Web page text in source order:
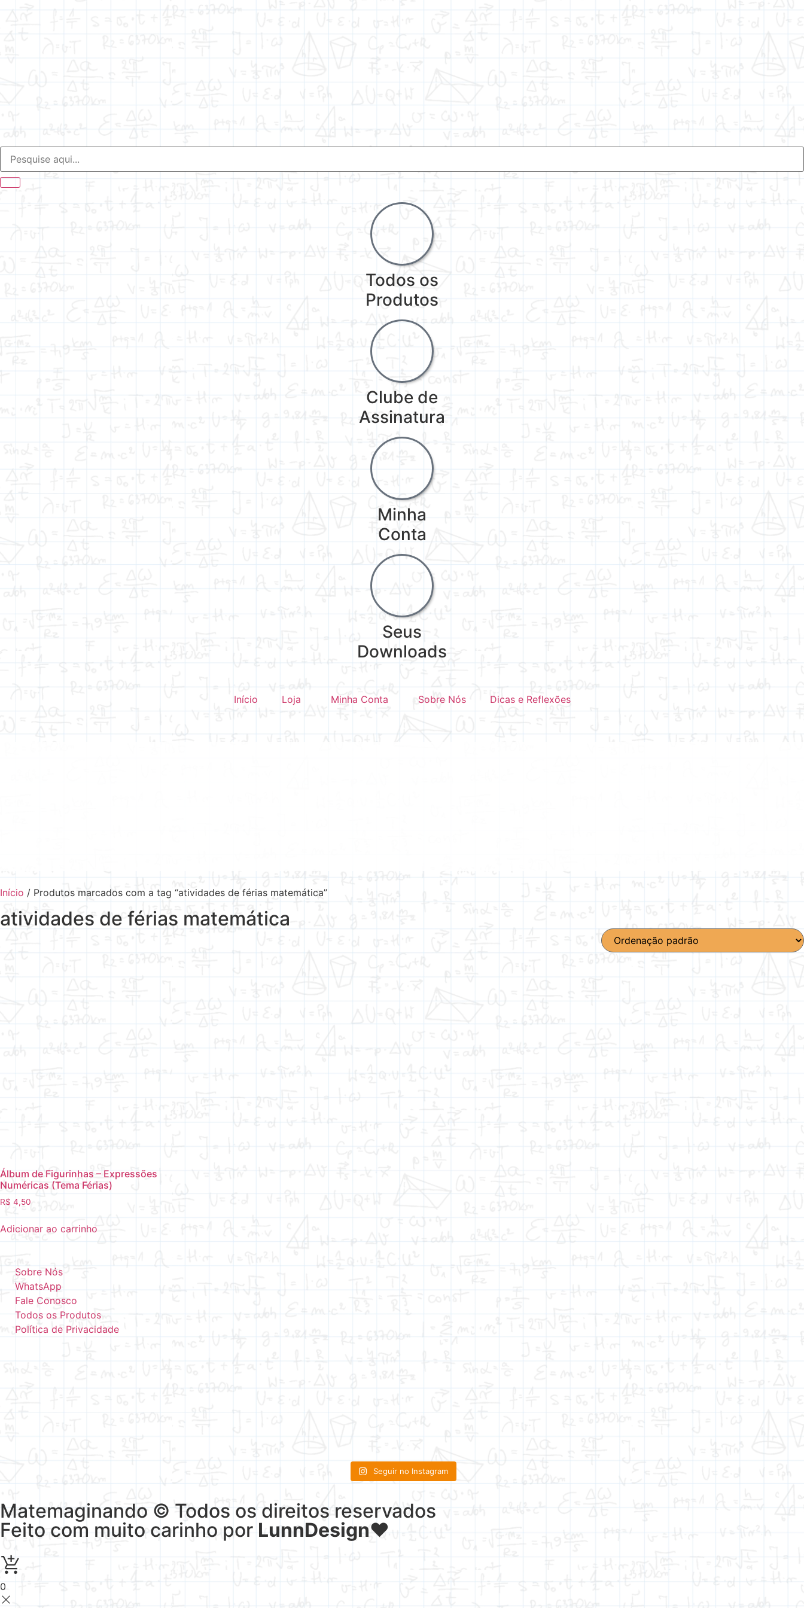
Todos os
Produtos
Clube de
Assinatura
Minha
Conta
Seus
Downloads
Início Loja Minha Conta Sobre Nós Dicas e Reflexões
Início / Produtos marcados com a tag “atividades de férias matemática”
atividades de férias matemática
Álbum de Figurinhas – Expressões
Numéricas (Tema Férias)
R$ 4,50
Adicionar ao carrinho
Sobre Nós
WhatsApp
Fale Conosco
Todos os Produtos
Política de Privacidade
Seguir no Instagram
Matemaginando © Todos os direitos reservados
Feito com muito carinho por LunnDesign♥
0